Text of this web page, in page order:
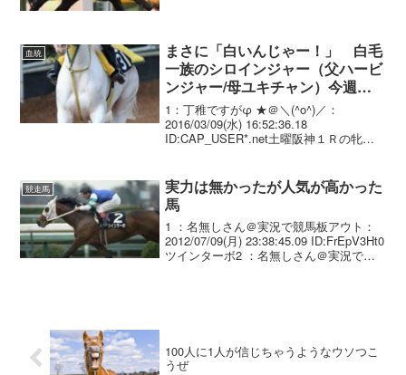
血統
まさに「白いんじゃー！」 白毛
一族のシロインジャー（父ハービ
ンジャー/母ユキチャン）今週デ
ビュー
1：丁稚ですがφ ★＠＼(^o^)／：
2016/03/09(水) 16:52:36.18
ID:CAP_USER*.net土曜阪神１Ｒの牝馬
吉田、父ハービンジャー）がデビ...
競走馬
実力は無かったが人気が高かった
馬
1 ：名無しさん＠実況で競馬板アウト：
2012/07/09(月) 23:38:45.09 ID:FrEpV3Ht0
ツインターボ2 ：名無しさん＠実況で競
100人に1人が信じちゃうようなウソつこ
うぜ